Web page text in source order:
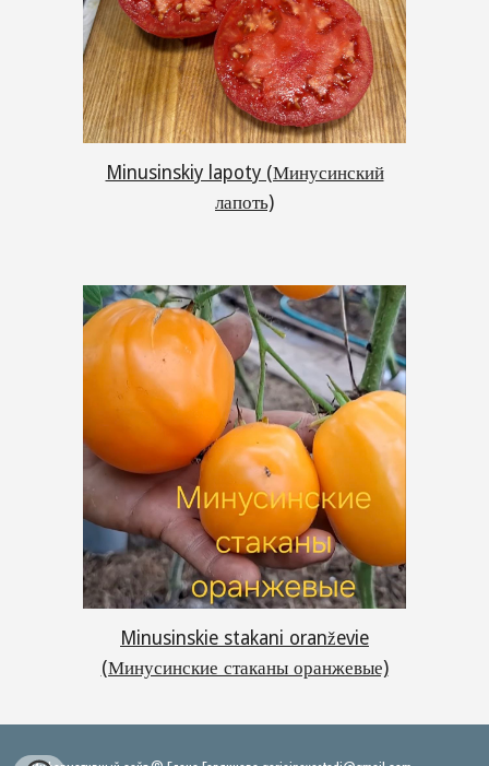
Minusinskiy lapoty (Минусинский
лапоть)
Minusinskie stakani oranževie
(Минусинские стаканы оранжевые)